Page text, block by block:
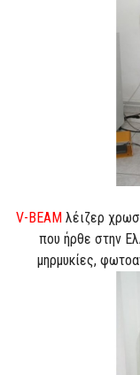
V-BEAMλέιζερ
που ήρθε στην
μηρμυκίες,